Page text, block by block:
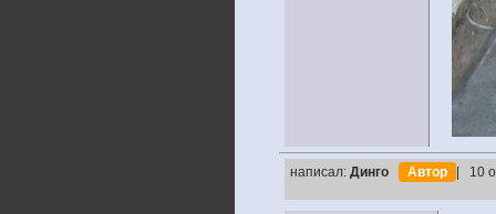
написал: Динго Автор | 10